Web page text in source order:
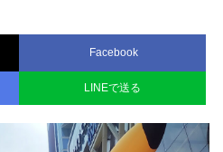
Facebook
LINEで送る